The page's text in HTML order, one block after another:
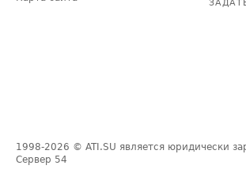
1998-2026 © ATI.SU является юридически
Сервер 54